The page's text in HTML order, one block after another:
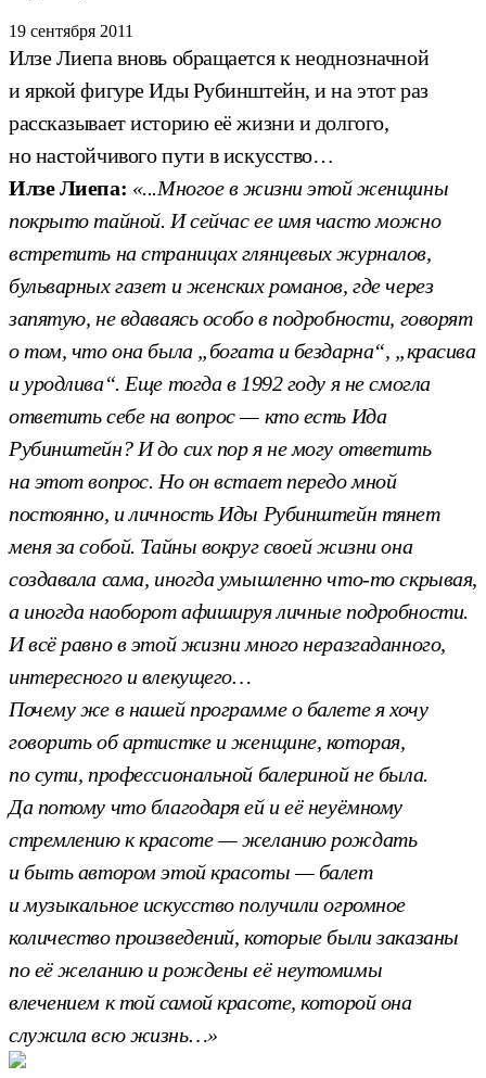
19 сентября 2011
Илзе Лиепа вновь обращается к неоднозначной
и яркой фигуре Иды Рубинштейн, и на этот раз
рассказывает историю её жизни и долгого,
но настойчивого пути в искусство…
Илзе Лиепа: «...Многое в жизни этой женщины
покрыто тайной. И сейчас ее имя часто можно
встретить на страницах глянцевых журналов,
бульварных газет и женских романов, где через
запятую, не вдаваясь особо в подробности, говорят
о том, что она была „богата и бездарна“, „красива
и уродлива“. Еще тогда в 1992 году я не смогла
ответить себе на вопрос — кто есть Ида
Рубинштейн? И до сих пор я не могу ответить
на этот вопрос. Но он встает передо мной
постоянно, и личность Иды Рубинштейн тянет
меня за собой. Тайны вокруг своей жизни она
создавала сама, иногда умышленно что-то скрывая,
а иногда наоборот афишируя личные подробности.
И всё равно в этой жизни много неразгаданного,
интересного и влекущего…
Почему же в нашей программе о балете я хочу
говорить об артистке и женщине, которая,
по сути, профессиональной балериной не была.
Да потому что благодаря ей и её неуёмному
стремлению к красоте — желанию рождать
и быть автором этой красоты — балет
и музыкальное искусство получили огромное
количество произведений, которые были заказаны
по её желанию и рождены её неутомимы
влечением к той самой красоте, которой она
служила всю жизнь…»